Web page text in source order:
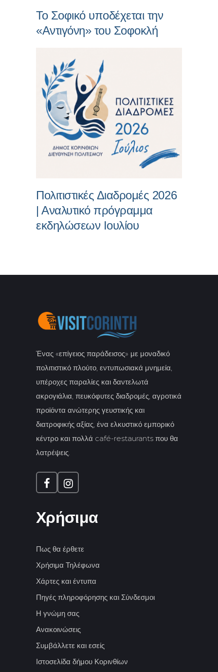
Το Σοφικό υποδέχεται την
«Αντιγόνη» του Σοφοκλή
Πολιτιστικές Διαδρομές 2026
| Αναλυτικό πρόγραμμα
εκδηλώσεων Ιουλίου
Ένας «επίγειος παράδεισος» με μοναδικό
πολιτιστικό πλούτο, εντυπωσιακά μνημεία,
υπέροχες παραλίες και δαντελωτά
ακρογιάλια, πευκόφυτες διαδρομές, αγροτικά
προϊόντα ανώτερης γευστικής και
διατροφικής αξίας, ένα ελκυστικό εμπορικό
κέντρο και πολλά café-restaurants που θα
λατρέψεις.
Χρήσιμα
Πως θα έρθετε
Χρήσιμα Τηλέφωνα
Χάρτες και έντυπα
Πηγές πληροφόρησης και Σύνδεσμοι
Η γνώμη σας
Ανακοινώσεις
Συμβάλλετε και εσείς
Ιστοσελίδα δήμου Κορινθίων